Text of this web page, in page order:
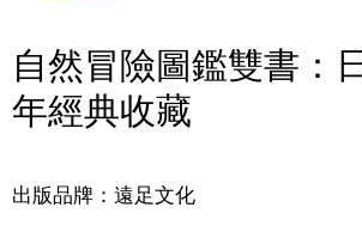
自然冒險圖鑑雙書：
年經典收藏
出版品牌：遠足文化